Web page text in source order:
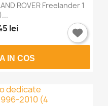
ROVER Freelander 1
lei
IN COS
client pentru a salva